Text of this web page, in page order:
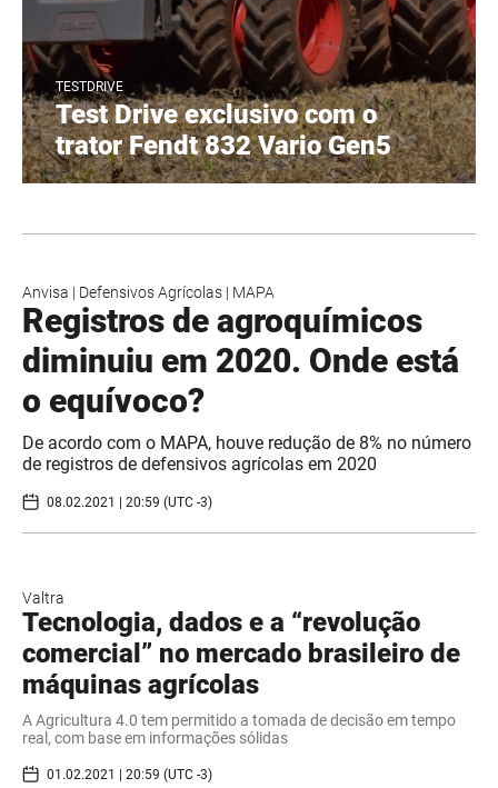
TESTDRIVE
Test Drive exclusivo com o
trator Fendt 832 Vario Gen5
Anvisa | Defensivos Agrícolas | MAPA
Registros de agroquímicos
diminuiu em 2020. Onde está
o equívoco?
De acordo com o MAPA, houve redução de 8% no número
de registros de defensivos agrícolas em 2020
08.02.2021 | 20:59 (UTC -3)
Valtra
Tecnologia, dados e a “revolução
comercial” no mercado brasileiro de
máquinas agrícolas
A Agricultura 4.0 tem permitido a tomada de decisão em tempo
real, com base em informações sólidas
01.02.2021 | 20:59 (UTC -3)